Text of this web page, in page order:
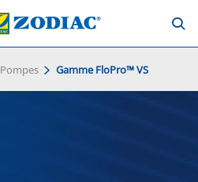
Pompes Gamme FloPro™ VS